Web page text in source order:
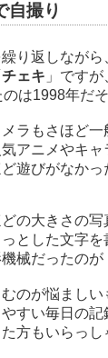
自撮り
り返しなが
チェキ 」です
は1998年だそ
ラもさほど一
アニメやキ
遊びがなかっ
の大きさの写
とした文字
械だったのが
のが悩まし
すい毎日の
方もいらっ